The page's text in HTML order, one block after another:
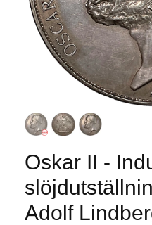
Oskar II -
Adolf